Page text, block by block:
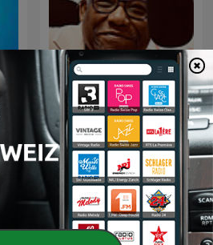
Smooth Jazz